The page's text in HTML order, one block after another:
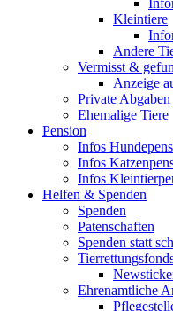
Kleintiere
Andere
Vermisst &
Anzeige
Private Abgaben
Ehemalige Tiere
Pension
Infos
Infos
Infos
Helfen & Spenden
Spenden
Patenschaften
Spenden statt
Ehrenamtliche